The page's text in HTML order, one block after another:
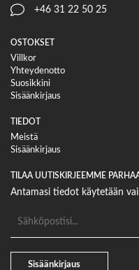
+46 31 22 50 25
OSTOKSET
Villkor
Yhteydenotto
Suosikkini
Sisäänkirjaus
TIEDOT
Meistä
Sisäänkirjaus
TILAA UUTISKIRJEEMME
Antamasi tiedot käytetään
Sisäänkirjaus